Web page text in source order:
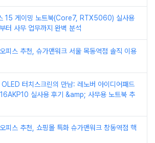
15 게이밍 노트북(Core7, RTX5060) 실사용
터 사무 업무까지 완벽 분석
피스 추천, 슈가맨워크 서울 목동역점 솔직 이용
터치스크린의 만남: 레노버 아이디어패드
실사용 후기 &amp; 사무용 노트북 추
피스 추천, 쇼핑몰 특화 슈가맨워크 창동역점 핵